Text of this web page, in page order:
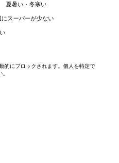
夏暑い・冬寒い
にスーパーが少ない
的にブロックされます。個人を特定で